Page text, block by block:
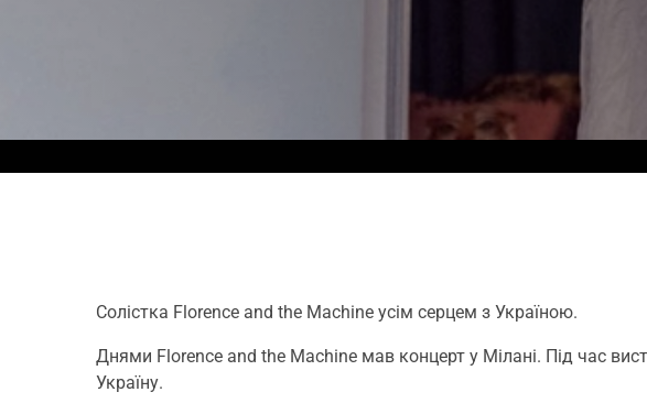
Солістка Florence and the Machine усім серцем з Україною.
Днями Florence and the Machine мав концерт у Мілані. Під час
Україну.